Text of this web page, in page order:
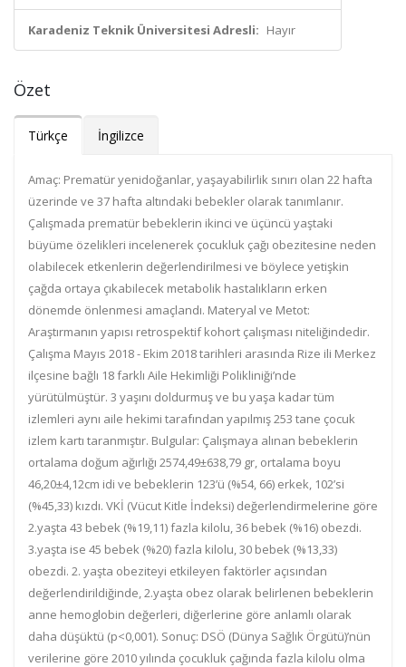
Karadeniz Teknik Üniversitesi Adresli: Hayır
Özet
Türkçe İngilizce
Amaç: Prematür yenidoğanlar, yaşayabilirlik sınırı olan 22 hafta
üzerinde ve 37 hafta altındaki bebekler olarak tanımlanır.
Çalışmada prematür bebeklerin ikinci ve üçüncü yaştaki
büyüme özelikleri incelenerek çocukluk çağı obezitesine neden
olabilecek etkenlerin değerlendirilmesi ve böylece yetişkin
çağda ortaya çıkabilecek metabolik hastalıkların erken
dönemde önlenmesi amaçlandı. Materyal ve Metot:
Araştırmanın yapısı retrospektif kohort çalışması niteliğindedir.
Çalışma Mayıs 2018 - Ekim 2018 tarihleri arasında Rize ili Merkez
ilçesine bağlı 18 farklı Aile Hekimliği Polikliniği’nde
yürütülmüştür. 3 yaşını doldurmuş ve bu yaşa kadar tüm
izlemleri aynı aile hekimi tarafından yapılmış 253 tane çocuk
izlem kartı taranmıştır. Bulgular: Çalışmaya alınan bebeklerin
ortalama doğum ağırlığı 2574,49±638,79 gr, ortalama boyu
46,20±4,12cm idi ve bebeklerin 123’ü (%54, 66) erkek, 102’si
(%45,33) kızdı. VKİ (Vücut Kitle İndeksi) değerlendirmelerine göre
2.yaşta 43 bebek (%19,11) fazla kilolu, 36 bebek (%16) obezdi.
3.yaşta ise 45 bebek (%20) fazla kilolu, 30 bebek (%13,33)
obezdi. 2. yaşta obeziteyi etkileyen faktörler açısından
değerlendirildiğinde, 2.yaşta obez olarak belirlenen bebeklerin
anne hemoglobin değerleri, diğerlerine göre anlamlı olarak
daha düşüktü (p<0,001). Sonuç: DSÖ (Dünya Sağlık Örgütü)’nün
verilerine göre 2010 yılında çocukluk çağında fazla kilolu olma